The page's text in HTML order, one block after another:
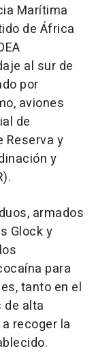
Marítima
de África
al sur de
por
aviones
de
Reserva y
y
armados
Glock y
para
tanto en el
de alta
recoger la